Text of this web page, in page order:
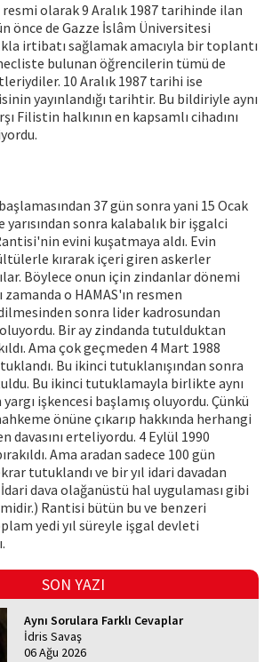
resmi olarak 9 Aralık 1987 tarihinde ilan
önce de Gazze İslâm Üniversitesi
irtibatı sağlamak amacıyla bir toplantı
bulunan öğrencilerin tümü de
10 Aralık 1987 tarihi ise
yayınlandığı tarihtir. Bu bildiriyle aynı
Filistin halkının en kapsamlı cihadını
37 gün sonra yani 15 Ocak
yarısından sonra kalabalık bir işgalci
evini kuşatmaya aldı. Evin
kırarak içeri giren askerler
Böylece onun için zindanlar dönemi
zamanda o HAMAS'ın resmen
sonra lider kadrosundan
Bir ay zindanda tutulduktan
Ama çok geçmeden 4 Mart 1988
Bu ikinci tutuklanışından sonra
Bu ikinci tutuklamayla birlikte aynı
işkencesi başlamış oluyordu. Çünkü
önüne çıkarıp hakkında herhangi
davasını erteliyordu. 4 Eylül 1990
Ama aradan sadece 100 gün
tutuklandı ve bir yıl idari davadan
dava olağanüstü hal uygulaması gibi
Rantisi bütün bu ve benzeri
yedi yıl süreyle işgal devleti
SON YAZI
Aynı Sorulara Farklı Cevaplar
İdris Savaş
06 Ağu 2026